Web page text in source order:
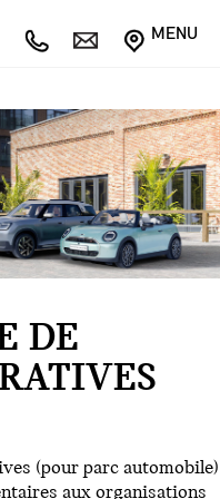
MENU
DE
(pour parc automobile)
aux organisations